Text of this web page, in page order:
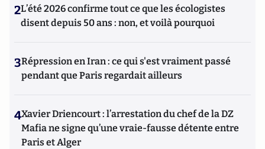
2L’été 2026 confirme tout ce que les écologistes
disent depuis 50 ans : non, et voilà pourquoi
3Répression en Iran : ce qui s'est vraiment passé
pendant que Paris regardait ailleurs
4Xavier Driencourt : l’arrestation du chef de la DZ
Mafia ne signe qu’une vraie-fausse détente entre
Paris et Alger